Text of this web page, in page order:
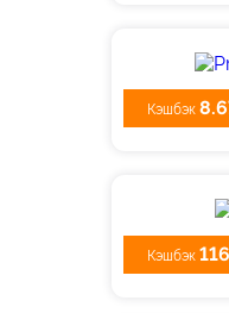
Кэшбэк
Кэшбэк